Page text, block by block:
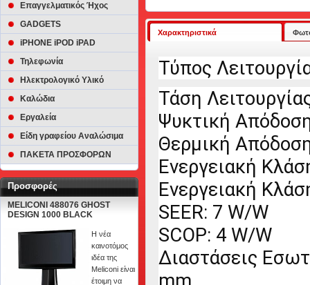
Επαγγελματικός Ήχος
GADGETS
iPHONE iPOD iPAD
Τηλεφωνία
Ηλεκτρολογικό Υλικό
Καλώδια
Εργαλεία
Είδη γραφείου Αναλώσιμα
ΠΑΚΕΤΑ ΠΡΟΣΦΟΡΩΝ
Προσφορές
MELICONI 488076 GHOST
DESIGN 1000 BLACK
Η νέα
καινοτόμος
ιδέα της
Meliconi είναι
έτοιμη να
Χαρακτηριστικά
Τύπος
Τάση
Ψυκτική
Θερμική
Ενεργειακή
Ενεργειακή
SEER: 7 W/W
SCOP: 4 W/W
Διαστάσεις